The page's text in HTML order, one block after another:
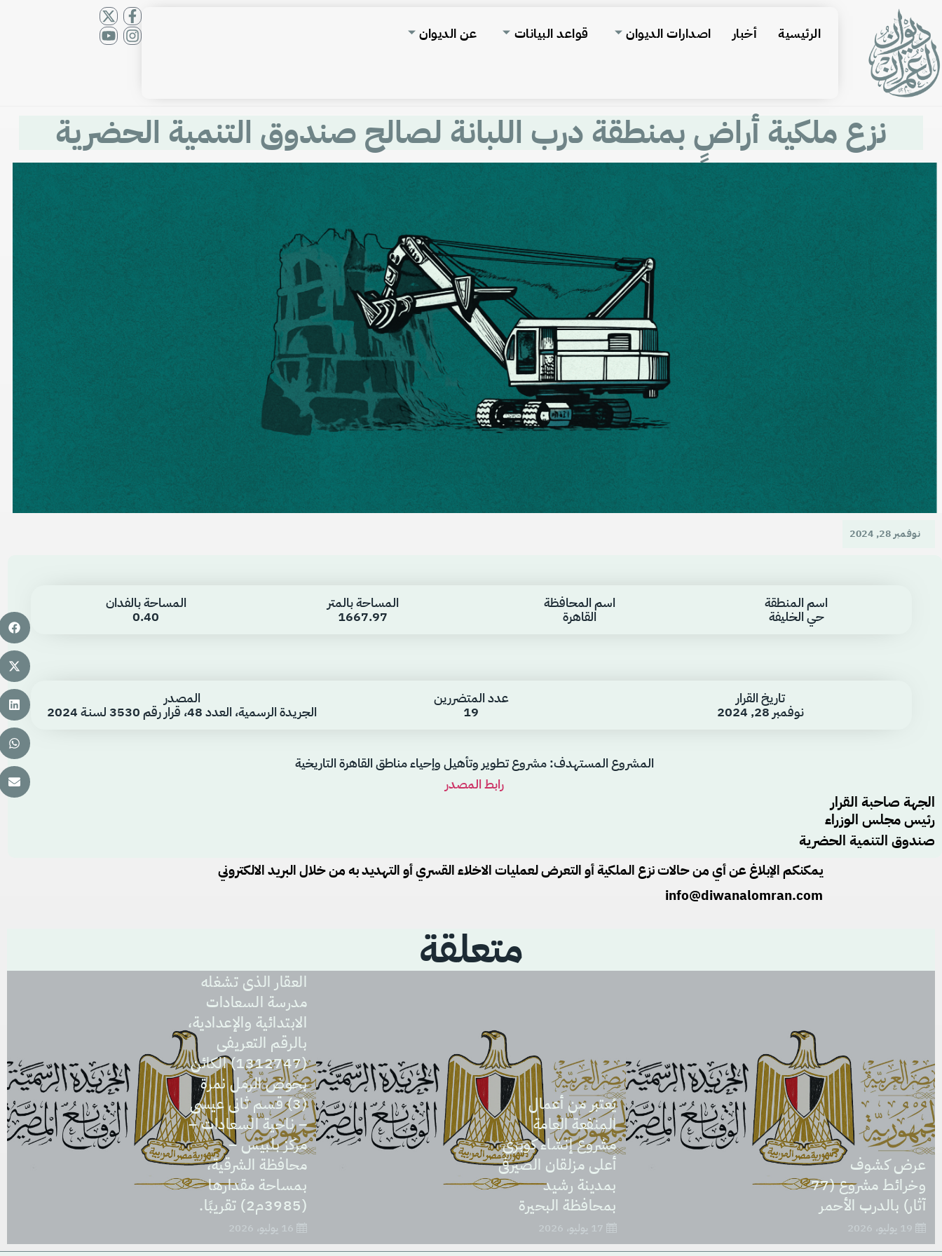
الرئيسية أخبار اصدارات الديوان قواعد البيانات عن الديوان
نزع ملكية أراضٍ بمنطقة درب اللبانة لصالح صندوق التنمية الحضرية
نوفمبر 28, 2024
اسم المنطقة
حي الخليفة
اسم المحافظة
القاهرة
المساحة بالمتر
1667.97
المساحة بالفدان
0.40
تاريخ القرار
نوفمبر 28, 2024
عدد المتضررين
19
المصدر
الجريدة الرسمية، العدد 48، قرار رقم 3530 لسنـة 2024
المشروع المستهدف: مشروع تطوير وتأهيل وإحياء مناطق القاهرة التاريخية
رابط المصدر
الجهة صاحبة القرار
رئيس مجلس الوزراء
صندوق التنمية الحضرية
يمكنكم الإبلاغ عن أي من حالات نزع الملكية أو التعرض لعمليات الاخلاء القسري أو التهديد به من خلال البريد الالكتروني
info@diwanalomran.com
متعلقة
عرض كشوف
وخرائط مشروع (77
آثار) بالدرب الأحمر
19 يوليو، 2026
يُعتبر من أعمال
المنفعة العامة
مشروع إنشاء كوبرى
أعلى مزلقان الصيرفى
بمدينة رشيد
بمحافظة البحيرة
17 يوليو، 2026
العقار الذى تشغله
مدرسة السعادات
الابتدائية والإعدادية،
بالرقم التعريفى
(1312747) الكائن
بحوض الرمل نمرة
(3) قسم ثانى عيسى
– ناحية السعادات –
مركز بلبيس –
محافظة الشرقية،
بمساحة مقدارها
(3985م2) تقريبًا.
16 يوليو، 2026